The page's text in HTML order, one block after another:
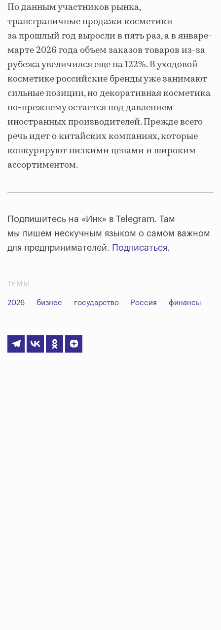
По данным участников рынка,
трансграничные продажи косметики
за прошлый год выросли в пять раз, а в январе-
марте 2026 года объем заказов товаров из-за
рубежа увеличился еще на 122%. В уходовой
косметике российские бренды уже занимают
сильные позиции, но декоративная косметика
по-прежнему остается под давлением
иностранных производителей. Прежде всего
речь идет о китайских компаниях, которые
конкурируют низкими ценами и широким
ассортиментом.
Подпишитесь на «Инк» в Telegram. Там
мы пишем нескучным языком о самом важном
для предпринимателей. Подписаться.
ТЕМЫ
2026 бизнес государство Россия финансы